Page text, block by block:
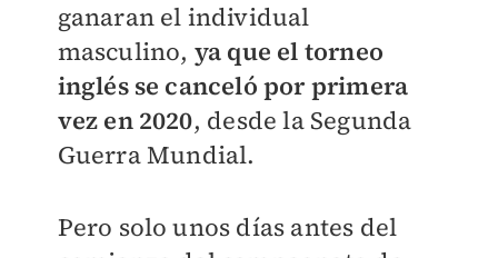
ganaran el individual
masculino, ya que el torneo
inglés se canceló por primera
vez en 2020, desde la Segunda
Guerra Mundial.
Pero solo unos días antes del